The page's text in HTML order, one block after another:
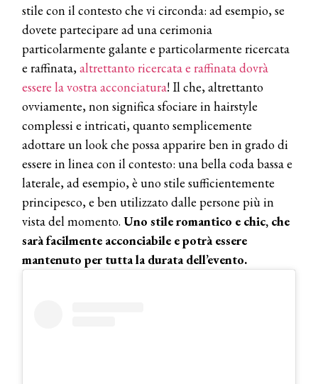
stile con il contesto che vi circonda: ad esempio, se
dovete partecipare ad una cerimonia
particolarmente galante e particolarmente ricercata
e raffinata,altrettanto ricercata e raffinata dovrà
essere la vostra acconciatura! Il che, altrettanto
ovviamente, non significa sfociare in hairstyle
complessi e intricati, quanto semplicemente
adottare un look che possa apparire ben in grado di
essere in linea con il contesto: una bella coda bassa e
laterale, ad esempio, è uno stile sufficientemente
principesco, e ben utilizzato dalle persone più in
vista del momento. Uno stile romantico e chic, che
sarà facilmente acconciabile e potrà essere
mantenuto per tutta la durata dell’evento.